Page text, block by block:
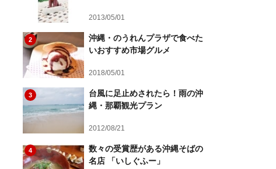
2013/05/01
2
沖縄・のうれんプラザで食べた
いおすすめ市場グルメ
2018/05/01
3
台風に足止めされたら！雨の沖
縄・那覇観光プラン
2012/08/21
4
数々の受賞歴がある沖縄そばの
名店 「いしぐふー」